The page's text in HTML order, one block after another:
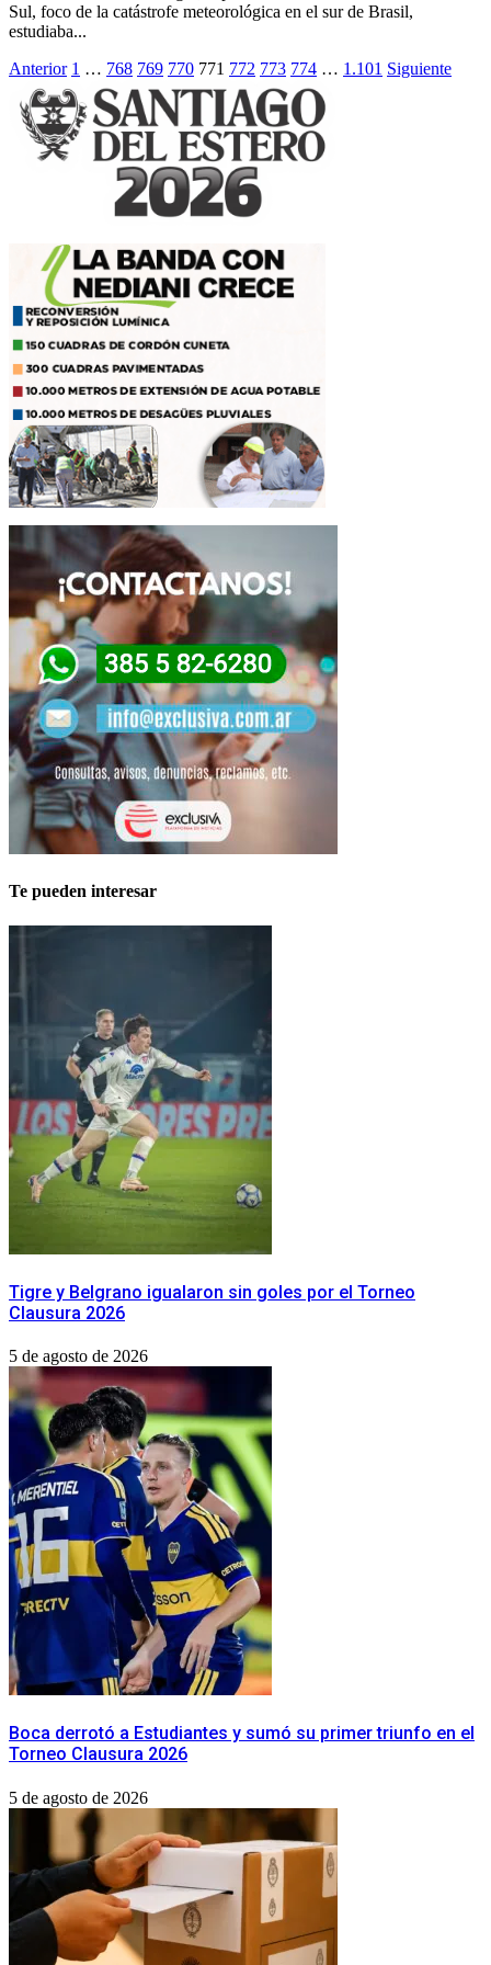
Sul, foco de la catástrofe meteorológica en el sur de Brasil,
estudiaba...
Paginación
de
entradas
Anterior 1 … 768 769 770 771 772 773 774 … 1.101 Siguiente
Te pueden interesar
Tigre y Belgrano igualaron sin goles por el Torneo
Clausura 2026
5 de agosto de 2026
Boca derrotó a Estudiantes y sumó su primer triunfo en el
Torneo Clausura 2026
5 de agosto de 2026